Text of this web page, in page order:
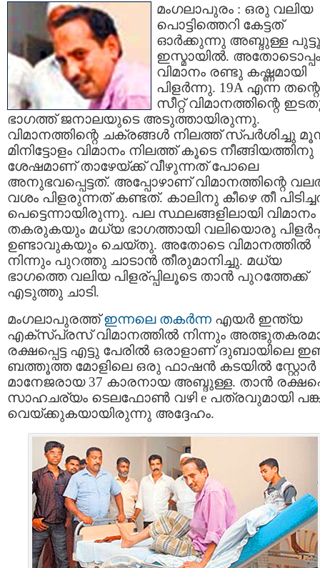
മംഗലാപുരം : ഒരു വലിയ
പൊട്ടിത്തെറി കേട്ടത്
ഓര്‍ക്കുന്നു അബ്ദുള്ള
ഇസ്മായില്‍. അതോടൊപ്പം
വിമാനം രണ്ടു കഷ്ണമായി
പിളര്‍ന്നു. 19A എന്ന തന്റെ
സീറ്റ്‌ വിമാനത്തിന്റെ
ഭാഗത്ത്‌ ജനാലയുടെ അടുത്തായിരുന്നു.
വിമാനത്തിന്റെ ചക്രങ്ങള്‍ നിലത്ത് സ്പര്‍ശിച്ചു
മിനിട്ടോളം വിമാനം നിലത്ത് കൂടെ നീങ്ങിയത്തിനു
ശേഷമാണ് താഴേയ്ക്ക് വീഴുന്നത് പോലെ
അനുഭവപ്പെട്ടത്. അപ്പോഴാണ്‌ വിമാനത്തിന്റെ
വശം പിളരുന്നത് കണ്ടത്. കാലിനു കീഴെ തീ
പെട്ടെന്നായിരുന്നു. പല സ്ഥലങ്ങളിലായി വിമാനം
തകരുകയും മധ്യ ഭാഗത്തായി വലിയൊരു
ഉണ്ടാവുകയും ചെയ്തു. അതോടെ വിമാനത്തില്‍
നിന്നും പുറത്തു ചാടാന്‍ തീരുമാനിച്ചു. മധ്യ
ഭാഗത്തെ വലിയ പിളര്പ്പിലൂടെ താന്‍ പുറത്തേക്ക്
എടുത്തു ചാടി.
മംഗലാപുരത്ത്‌ഇന്നലെ തകര്‍ന്ന എയര്‍ ഇന്ത്യ
എക്സ്പ്രസ്‌ വിമാനത്തില്‍ നിന്നും
രക്ഷപ്പെട്ട എട്ടു പേരില്‍ ഒരാളാണ് ദുബായിലെ
ബത്തൂത്ത മോളിലെ ഒരു ഫാഷന്‍ കടയില്‍ സ്റ്റോര്‍
മാനേജരായ 37 കാരനായ അബ്ദുള്ള. താന്‍
സാഹചര്യം ടെലഫോണ്‍ വഴി e പത്രവുമായി
വെയ്ക്കുകയായിരുന്നു അദ്ദേഹം.